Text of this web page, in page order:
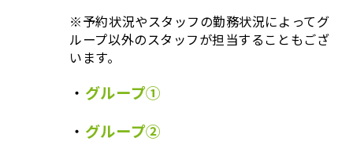
※予約状況やスタッフの勤務状況によってグ
ループ以外のスタッフが担当することもござ
います。
・ グループ①
・ グループ②